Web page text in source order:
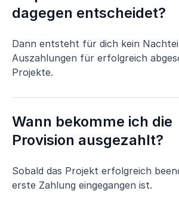
dagegen entscheidet?
Dann entsteht für dich kein
Auszahlungen für erfolgreich
Projekte.
Wann bekomme ich die
Provision ausgezahlt?
Sobald das Projekt erfolgreich
erste Zahlung eingegangen ist.